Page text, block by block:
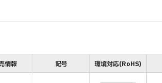
情報 記号 環境対応(RoHS)